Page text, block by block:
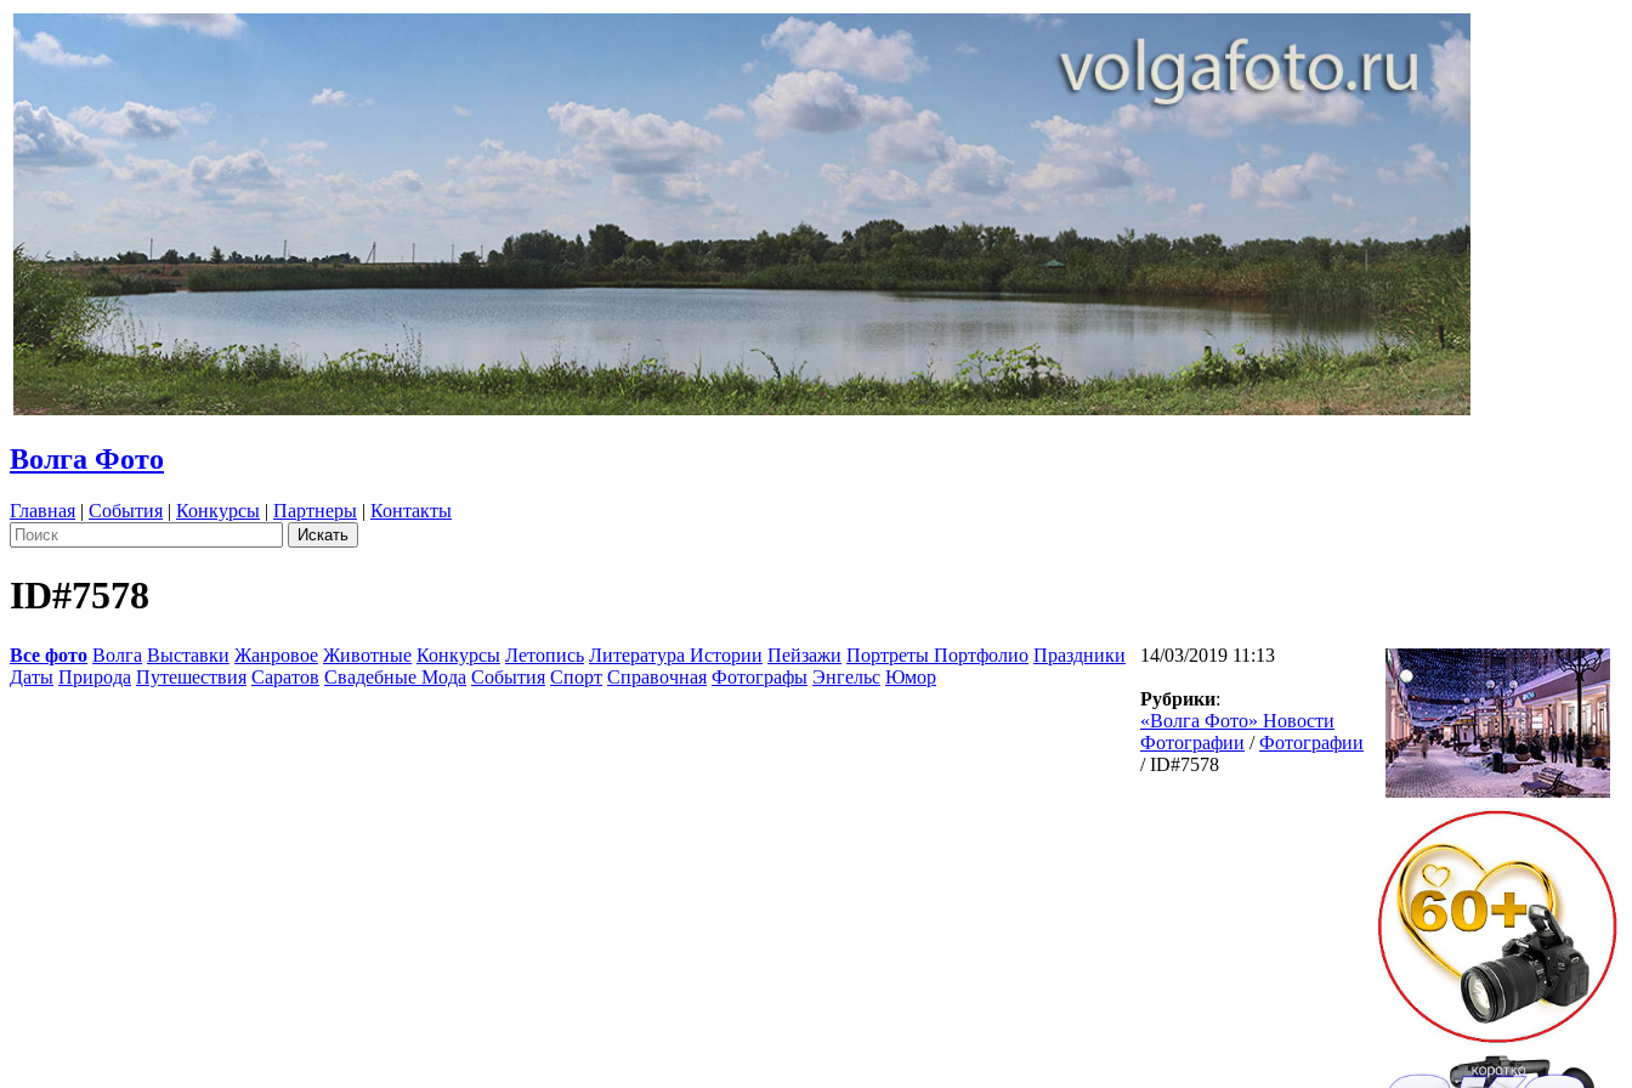
Волга Фото
Главная | События | Конкурсы | Партнеры | Контакты
ID#7578
Все фото Волга Выставки Жанровое Животные Конкурсы Летопись Литература Истории Пейзажи Портреты Портфолио Праздники
Даты Природа Путешествия Саратов Свадебные Мода События Спорт Справочная Фотографы Энгельс Юмор
14/03/2019 11:13
Рубрики:
«Волга Фото» Новости
Фотографии /Фотографии
/ ID#7578